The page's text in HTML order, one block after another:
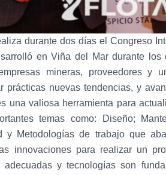
durante dos días el Congreso
en Viña del Mar durante
mineras, proveedores y
prácticas nuevas tendencias, y
una valiosa herramienta para
temas como: Diseño;
y Metodologías de trabajo que
innovaciones para realizar un
adecuadas y tecnologías son